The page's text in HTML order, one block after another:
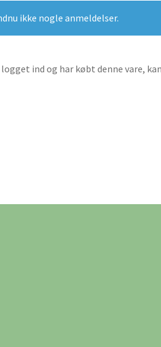
ikke nogle anmeldelser.
logget ind og har købt denne vare,